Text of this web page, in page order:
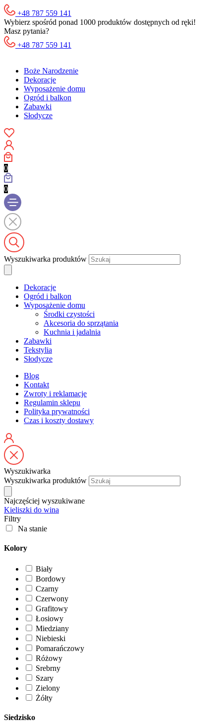
+48 787 559 141
Wybierz spośród ponad 1000 produktów dostępnych od ręki!
Masz pytania?
+48 787 559 141
Boże Narodzenie
Dekoracje
Wyposażenie domu
Ogród i balkon
Zabawki
Słodycze
0
0
Wyszukiwarka produktów
Dekoracje
Ogród i balkon
Wyposażenie domu
Środki czystości
Akcesoria do sprzątania
Kuchnia i jadalnia
Zabawki
Tekstylia
Słodycze
Blog
Kontakt
Zwroty i reklamacje
Regulamin sklepu
Polityka prywatności
Czas i koszty dostawy
Wyszukiwarka
Wyszukiwarka produktów
Najczęściej wyszukiwane
Kieliszki do wina
Filtry
Na stanie
Kolory
Biały
Bordowy
Czarny
Czerwony
Grafitowy
Łosiowy
Miedziany
Niebieski
Pomarańczowy
Różowy
Srebrny
Szary
Zielony
Żółty
Siedzisko